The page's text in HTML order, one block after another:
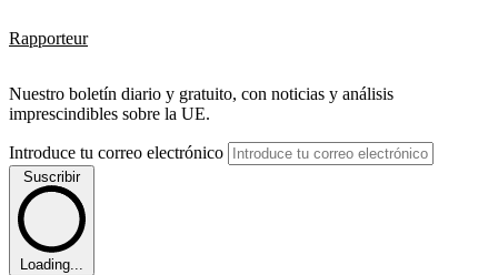
Rapporteur
Nuestro boletín diario y gratuito, con noticias y análisis
imprescindibles sobre la UE.
Introduce tu correo electrónico
Suscribir
Loading...